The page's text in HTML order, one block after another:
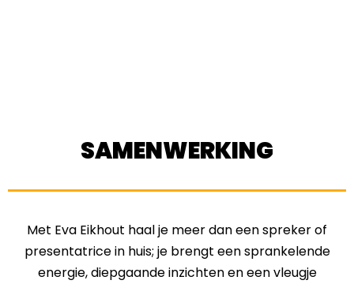
SAMENWERKING
Met Eva Eikhout haal je meer dan een spreker of
presentatrice in huis; je brengt een sprankelende
energie, diepgaande inzichten en een vleugje